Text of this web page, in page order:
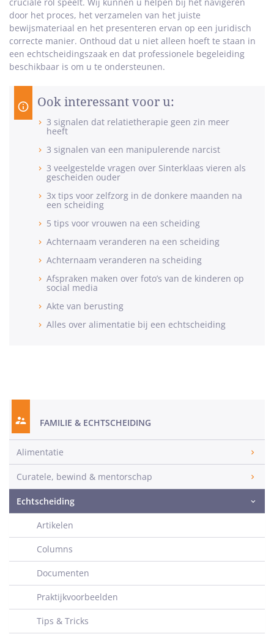
cruciale rol speelt. Wij kunnen u helpen bij het navigeren
door het proces, het verzamelen van het juiste
bewijsmateriaal en het presenteren ervan op een juridisch
correcte manier. Onthoud dat u niet alleen hoeft te staan in
een echtscheidingszaak en dat professionele begeleiding
beschikbaar is om u te ondersteunen.
Ook interessant voor u:
3 signalen dat relatietherapie geen zin meer
heeft
3 signalen van een manipulerende narcist
3 veelgestelde vragen over Sinterklaas vieren als
gescheiden ouder
3x tips voor zelfzorg in de donkere maanden na
een scheiding
5 tips voor vrouwen na een scheiding
Achternaam veranderen na een scheiding
Achternaam veranderen na scheiding
Afspraken maken over foto’s van de kinderen op
social media
Akte van berusting
Alles over alimentatie bij een echtscheiding
FAMILIE & ECHTSCHEIDING
Alimentatie
Curatele, bewind & mentorschap
Echtscheiding
Artikelen
Columns
Documenten
Praktijkvoorbeelden
Tips & Tricks